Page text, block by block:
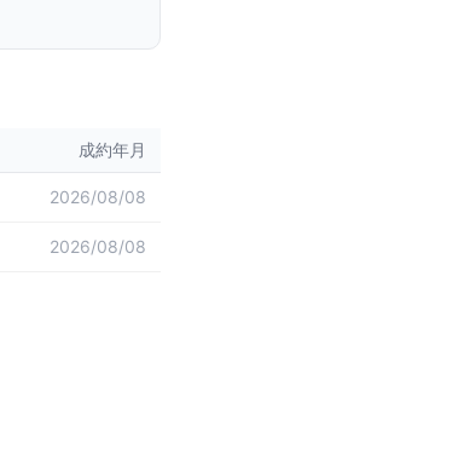
成約年月
2026/08/08
2026/08/08